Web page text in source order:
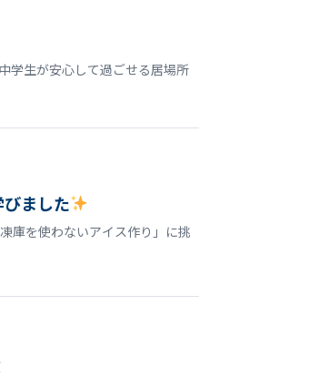
学生が安心して過ごせる居場所
ました
庫を使わないアイス作り」に挑